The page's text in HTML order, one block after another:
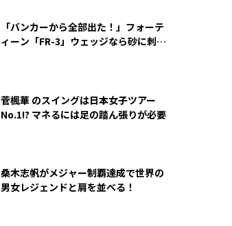
「バンカーから全部出た！」フォーテ
ィーン「FR-3」ウェッジなら砂に刺さ
菅楓華 のスイングは日本女子ツアー
No.1!? マネるには足の踏ん張りが必要
桑木志帆がメジャー制覇達成で世界の
男女レジェンドと肩を並べる！